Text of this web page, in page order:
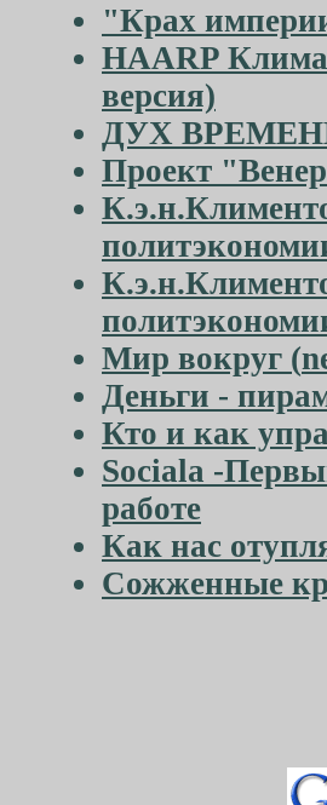
"Крах
HAARP
версия)
ДУХ ВРЕМЕНИ
Проект
Мир вокруг (
Деньги -
Кто и как
Sociala -
работе
Как нас
Сожженные